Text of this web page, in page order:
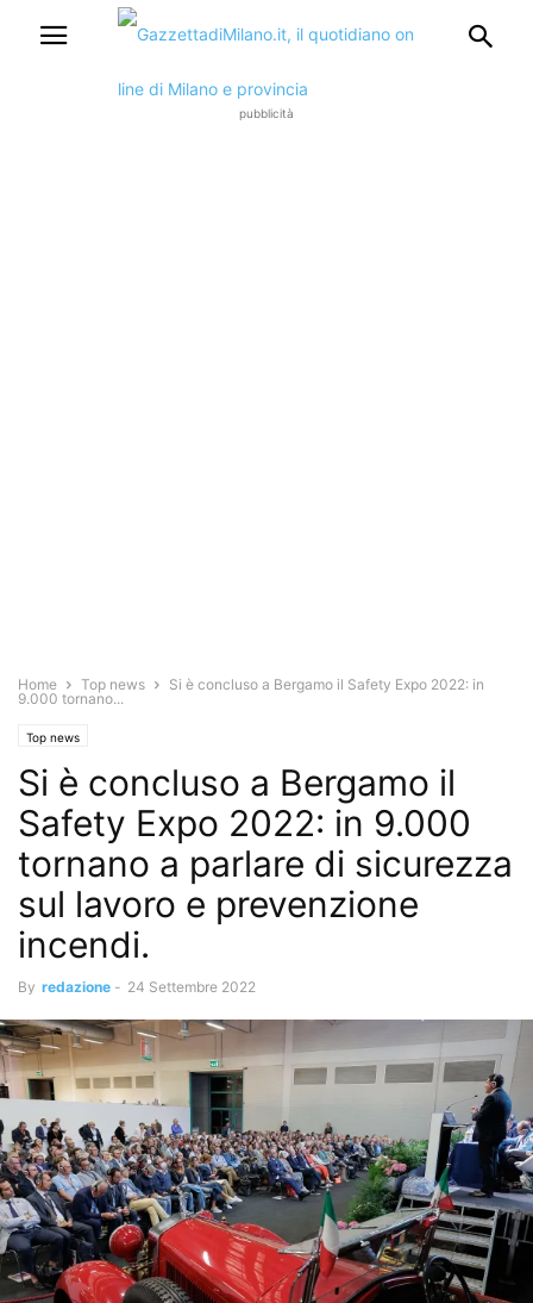
pubblicità
Home Top news
Si è concluso a Bergamo il Safety Expo 2022: in
9.000 tornano...
Top news
Si è concluso a Bergamo il
Safety Expo 2022: in 9.000
tornano a parlare di sicurezza
sul lavoro e prevenzione
incendi.
By redazione - 24 Settembre 2022